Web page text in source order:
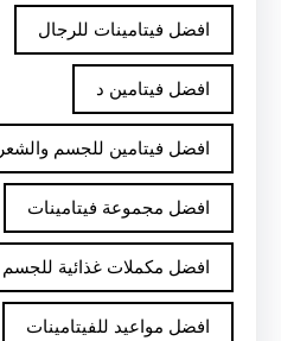
افضل فيتامينات للرجال
افضل فيتامين د
افضل فيتامين للجسم والشعر
افضل مجموعة فيتامينات
افضل مكملات غذائية للجسم
افضل مواعيد للفيتامينات